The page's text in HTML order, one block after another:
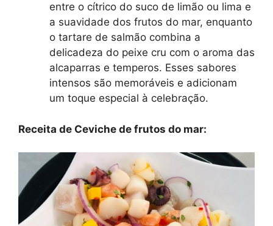
entre o cítrico do suco de limão ou lima e
a suavidade dos frutos do mar, enquanto
o tartare de salmão combina a
delicadeza do peixe cru com o aroma das
alcaparras e temperos. Esses sabores
intensos são memoráveis e adicionam
um toque especial à celebração.
Receita de Ceviche de frutos do mar: